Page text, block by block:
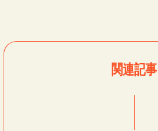
関連記事